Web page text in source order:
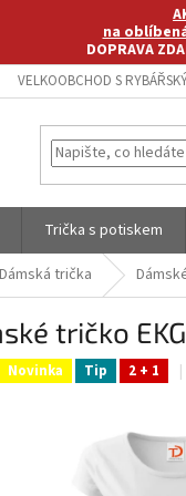
na
DOPRAVA
VELKOOBCHOD S
Trička s potiskem
Dámská trička
tričko
Novinka Tip 2 + 1